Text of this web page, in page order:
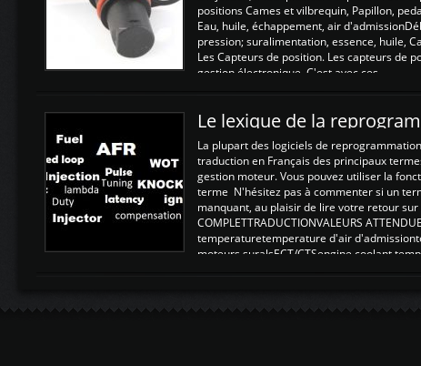
positions Cames et vilbrequin, Papillon,
Eau, huile, échappement, air
pression; suralimentation, essence, huile,
Les Capteurs de position. Les capteurs de
gestion électronique. C'est avec ces ...
Le lexique de la
La plupart des logiciels de
traduction en Français des principaux
gestion moteur. Vous pouvez utiliser la
terme N'hésitez pas à commenter si un
manquant, au plaisir de lire votre retour sur
COMPLETTRADUCTIONVALEURS
temperaturetemperature d'air
moteurs suralsECT/CTSengine coolant